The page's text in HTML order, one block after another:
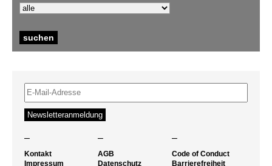
– – –
Kontakt
Impressum
AGB
Datenschutz
Code of Conduct
Barrierefreiheit